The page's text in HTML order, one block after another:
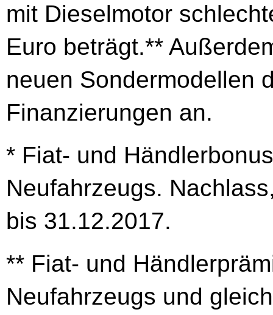
mit Dieselmotor
Euro beträgt.**
neuen Sondermodellen
Finanzierungen an.
* Fiat- und
Neufahrzeugs.
bis 31.12.2017.
** Fiat- und
Neufahrzeugs und